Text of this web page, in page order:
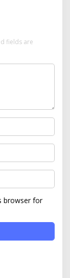
fields are
browser for